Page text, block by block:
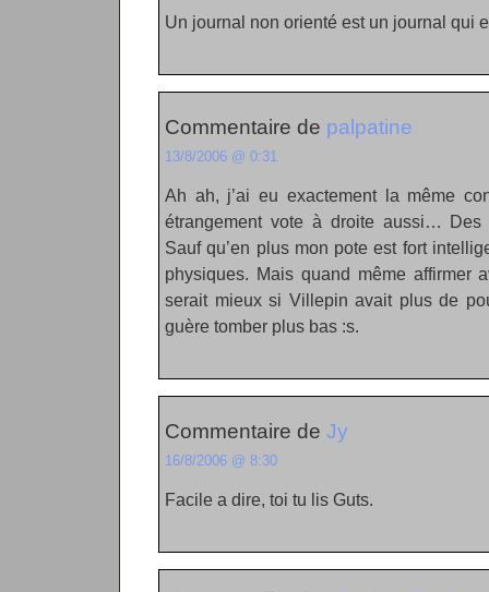
Un journal non orienté est un journal qui
Commentaire de palpatine
13/8/2006 @ 0:31
Ah ah, j’ai eu exactement la même
étrangement vote à droite aussi… Des
Sauf qu’en plus mon pote est fort
physiques. Mais quand même affirmer
serait mieux si Villepin avait plus de
guère tomber plus bas :s.
Commentaire de Jy
16/8/2006 @ 8:30
Facile a dire, toi tu lis Guts.